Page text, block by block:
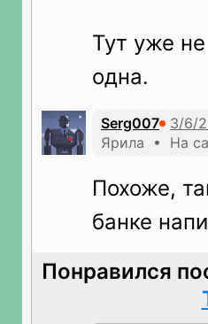
Тут уже
одна.
Serg007
Ярила • На
Похоже,
банке
Понравился